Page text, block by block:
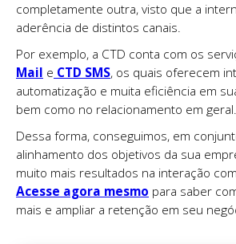
completamente outra, visto que a
aderência de distintos canais.
Por exemplo, a CTD conta com os
Mail e CTD SMS, os quais oferecem
automatização e muita eficiência em
bem como no relacionamento em geral.
Dessa forma, conseguimos, em
alinhamento dos objetivos da sua
muito mais resultados na interação
Acesse agora mesmo para saber
mais e ampliar a retenção em seu